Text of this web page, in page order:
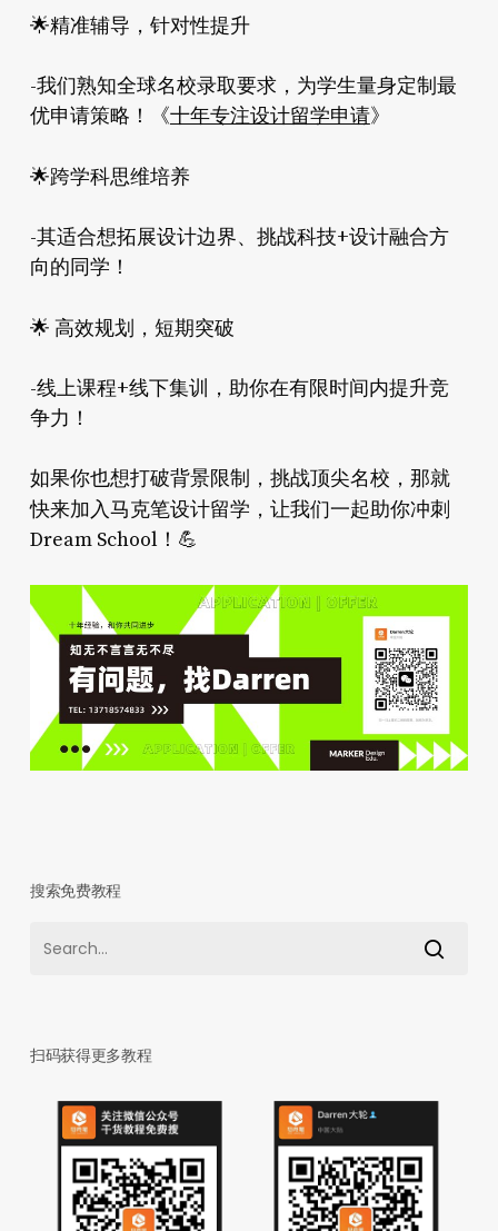
🌟精准辅导，针对性提升
-我们熟知全球名校录取要求，为学生量身定制最
优申请策略！《十年专注设计留学申请》
🌟跨学科思维培养
-其适合想拓展设计边界、挑战科技+设计融合方
向的同学！
🌟 高效规划，短期突破
-线上课程+线下集训，助你在有限时间内提升竞
争力！
如果你也想打破背景限制，挑战顶尖名校，那就
快来加入马克笔设计留学 ，让我们一起助你冲刺
Dream School！💪
搜索免费教程
扫码获得更多教程